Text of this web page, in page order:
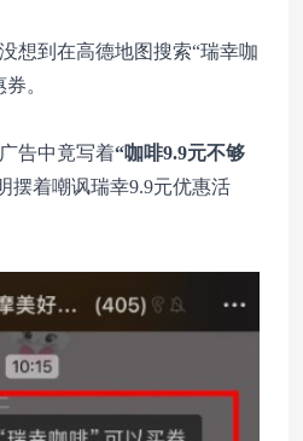
想到在高德地图搜索“瑞幸咖
。
告中竟写着“咖啡9.9元不够
摆着嘲讽瑞幸9.9元优惠活